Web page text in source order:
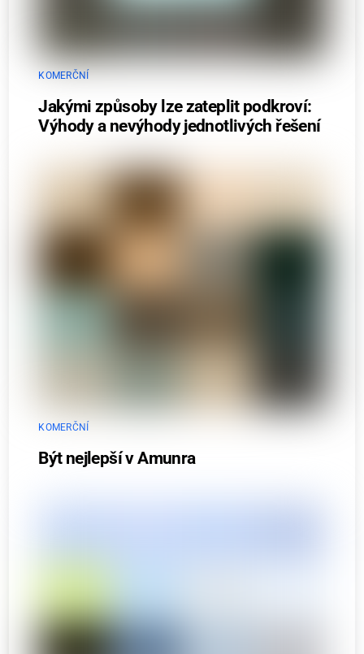
KOMERČNÍ
Jakými způsoby lze zateplit podkroví:
Výhody a nevýhody jednotlivých řešení
KOMERČNÍ
Být nejlepší v Amunra